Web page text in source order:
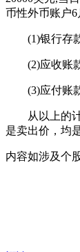
币性外币账户6
(1)银行存款账
(2)应收账款
(3)应付账款
从以上的计
是卖出价，均
内容如涉及个